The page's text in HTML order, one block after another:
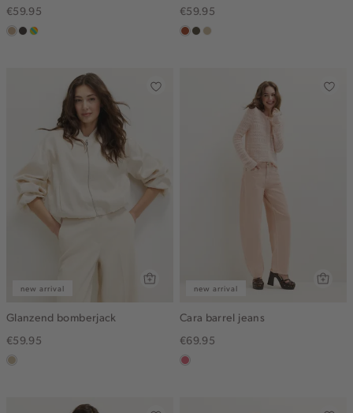
€59.95
zandchocomeerkleurig
€59.95
bruin
donkerkhaki
lichtzand
new arrival
Glanzend bomberjack
€59.95
lichtzand
new arrival
Cara barrel jeans
€69.95
rose,